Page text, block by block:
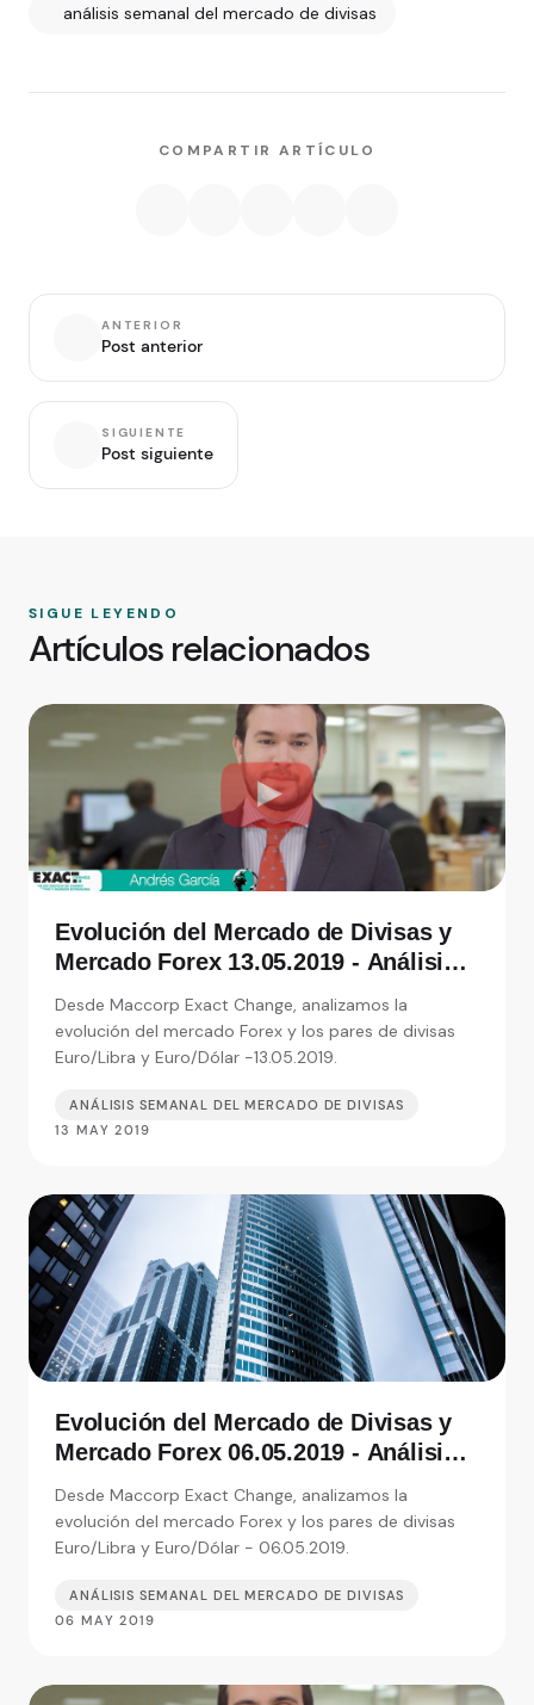
análisis semanal del mercado de divisas
COMPARTIR ARTÍCULO
ANTERIOR
Post anterior
SIGUIENTE
Post siguiente
SIGUE LEYENDO
Artículos relacionados
Evolución del Mercado de Divisas y
Mercado Forex 13.05.2019 - Análisis
de moneda
Desde Maccorp Exact Change, analizamos la
evolución del mercado Forex y los pares de divisas
Euro/Libra y Euro/Dólar -13.05.2019.
ANÁLISIS SEMANAL DEL MERCADO DE DIVISAS
13 MAY 2019
Evolución del Mercado de Divisas y
Mercado Forex 06.05.2019 - Análisis
de moneda
Desde Maccorp Exact Change, analizamos la
evolución del mercado Forex y los pares de divisas
Euro/Libra y Euro/Dólar - 06.05.2019.
ANÁLISIS SEMANAL DEL MERCADO DE DIVISAS
06 MAY 2019